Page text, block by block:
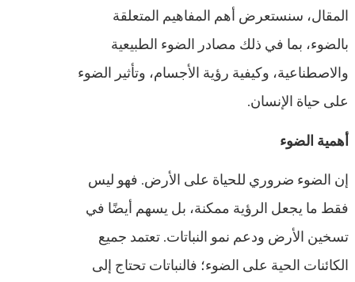
المقال، سنستعرض أهم المفاهيم المتعلقة
بالضوء، بما في ذلك مصادر الضوء الطبيعية
والاصطناعية، وكيفية رؤية الأجسام، وتأثير الضوء
على حياة الإنسان.
أهمية الضوء
إن الضوء ضروري للحياة على الأرض. فهو ليس
فقط ما يجعل الرؤية ممكنة، بل يسهم أيضًا في
تسخين الأرض ودعم نمو النباتات. تعتمد جميع
الكائنات الحية على الضوء؛ فالنباتات تحتاج إلى